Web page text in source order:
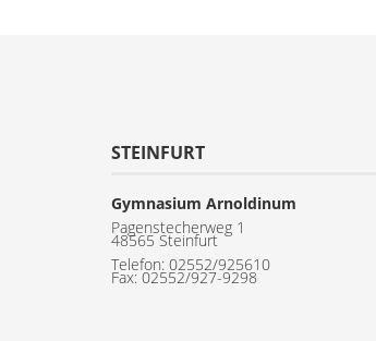
STEINFURT
Gymnasium Arnoldinum
Pagenstecherweg 1
48565 Steinfurt
Telefon: 02552/925610
Fax: 02552/927-9298